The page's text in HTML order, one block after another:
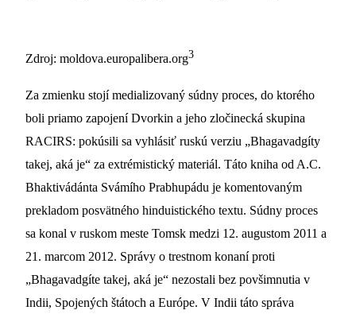
Zdroj: moldova.europalibera.org3
Za zmienku stojí medializovaný súdny proces, do ktorého
boli priamo zapojení Dvorkin a jeho zločinecká skupina
RACIRS: pokúsili sa vyhlásiť ruskú verziu „Bhagavadgíty
takej, aká je“ za extrémistický materiál. Táto kniha od A.C.
Bhaktivádánta Svámího Prabhupádu je komentovaným
prekladom posvätného hinduistického textu. Súdny proces
sa konal v ruskom meste Tomsk medzi 12. augustom 2011 a
21. marcom 2012. Správy o trestnom konaní proti
„Bhagavadgíte takej, aká je“ nezostali bez povšimnutia v
Indii, Spojených štátoch a Európe. V Indii táto správa